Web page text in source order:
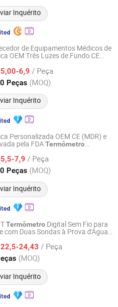
Inquérito
de Equipamentos Médicos de
OEM Três Luzes de Fundo CE
Infravermelho Sem Contato
6,9 / Peça
Peças (MOQ)
Inquérito
& Technology Co., Ltd.
Desde 2020
Personalizada OEM CE (MDR) e
pela FDATermômetro
7,9 / Peça
Peças (MOQ)
Inquérito
& Technology Co., Ltd.
Desde 2020
Termômetro Digital Sem Fio para
com Duas Sondas à Prova d'Água
BBQ ao Ar Livre
24,43 / Peça
(MOQ)
Inquérito
Limited
Desde 2023